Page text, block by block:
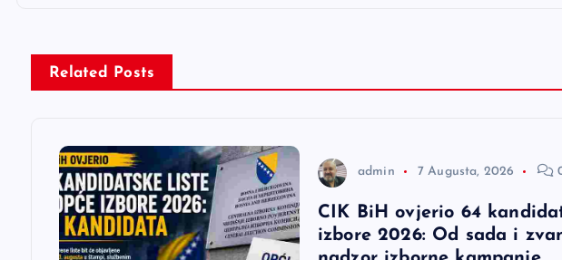
Related Posts
admin 7 Augusta, 2026
CIK BiH ovjerio 64
izbore 2026: Od sada i